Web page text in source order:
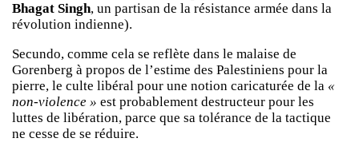
Bhagat Singh, un partisan de la résistance armée dans la
révolution indienne).
Secundo, comme cela se reflète dans le malaise de
Gorenberg à propos de l’estime des Palestiniens pour la
pierre, le culte libéral pour une notion caricaturée de la «
non-violence » est probablement destructeur pour les
luttes de libération, parce que sa tolérance de la tactique
ne cesse de se réduire.